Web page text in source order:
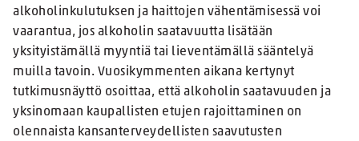
alkoholinkulutuksen ja haittojen vähentämisessä voi
vaarantua, jos alkoholin saatavuutta lisätään
yksityistämällä myyntiä tai lieventämällä sääntelyä
muilla tavoin. Vuosikymmenten aikana kertynyt
tutkimusnäyttö osoittaa, että alkoholin saatavuuden ja
yksinomaan kaupallisten etujen rajoittaminen on
olennaista kansanterveydellisten saavutusten